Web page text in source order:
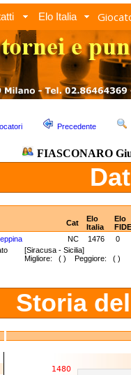
Elo Italia
Precedente
FIASCONARO
Cat
Elo
Italia
Elo
FIDE
NC 1476
0
[Siracusa - Sicilia]
Migliore: ( ) Peggiore: ( )
Storia